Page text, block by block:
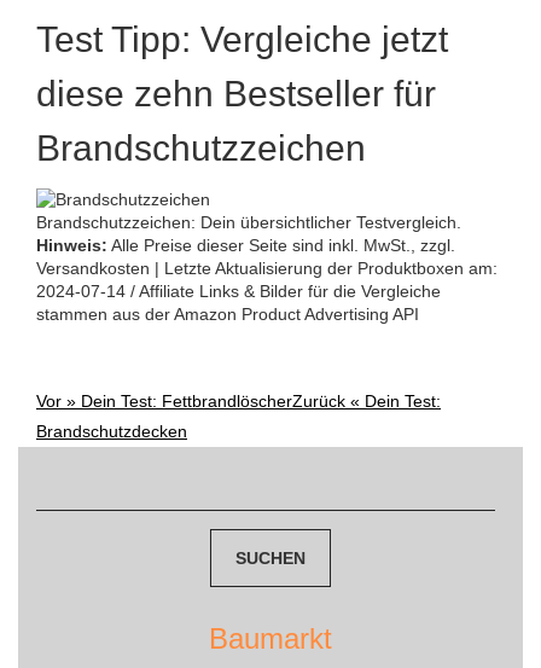
Test Tipp: Vergleiche jetzt
diese zehn Bestseller für
Brandschutzzeichen
Brandschutzzeichen: Dein übersichtlicher Testvergleich.
Hinweis: Alle Preise dieser Seite sind inkl. MwSt., zzgl.
Versandkosten | Letzte Aktualisierung der Produktboxen am:
2024-07-14 / Affiliate Links & Bilder für die Vergleiche
stammen aus der Amazon Product Advertising API
Post
Vor » Dein Test: FettbrandlöscherZurück « Dein Test:
Brandschutzdecken
Baumarkt